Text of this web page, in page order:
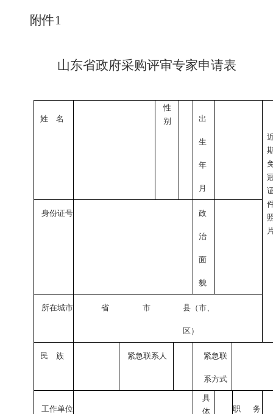
附件 1
山东省政府采购评审专家申请表
姓 名
性
别
出
生
年
月
身份证号 政
治
面
貌
所在城市 省 市 县（市、
区）
民 族 紧急联系人 紧急联
系方式
工作单位
具
体
职 务